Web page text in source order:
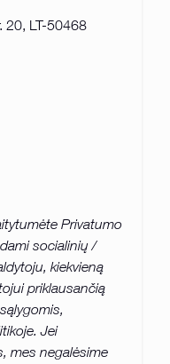
20, LT-50468
Privatumo
socialinių /
kiekvieną
priklausančią
Jei
mes negalėsime